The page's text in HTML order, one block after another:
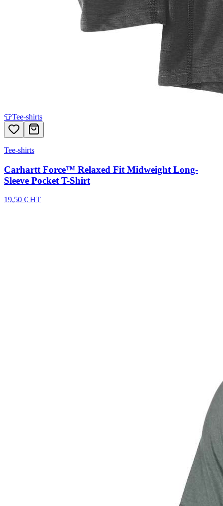
👕Tee-shirts
Tee-shirts
Carhartt Force™ Relaxed Fit Midweight Long-
Sleeve Pocket T-Shirt
19,50 € HT